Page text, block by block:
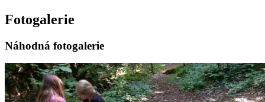
Fotogalerie
Náhodná fotogalerie